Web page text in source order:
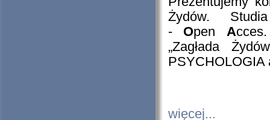
Żydów.
- Open A
„Zagłada
PSYCHOLOGIA
więcej...